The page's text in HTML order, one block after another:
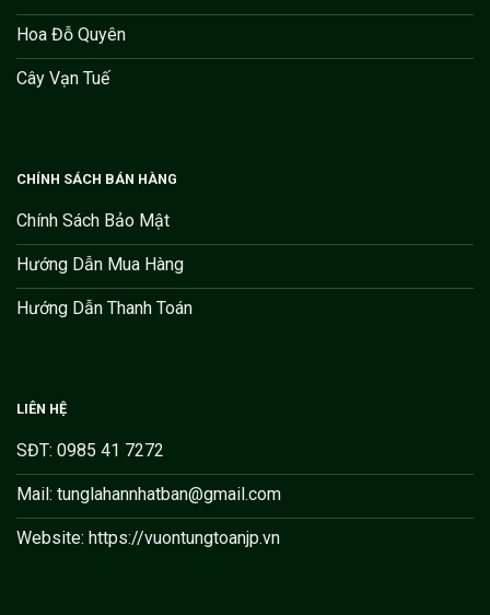
Hoa Đỗ Quyên
Cây Vạn Tuế
CHÍNH SÁCH BÁN HÀNG
Chính Sách Bảo Mật
Hướng Dẫn Mua Hàng
Hướng Dẫn Thanh Toán
LIÊN HỆ
SĐT: 0985 41 7272
Mail: tunglahannhatban@gmail.com
Website: https://vuontungtoanjp.vn